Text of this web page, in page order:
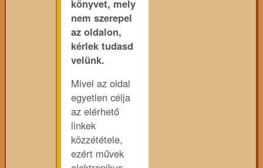
könyvet, mely
nem szerepel
az oldalon,
kérlek tudasd
velünk.
Mivel az oldal
egyetlen célja
az elérhető
linkek
közzététele,
ezért művek